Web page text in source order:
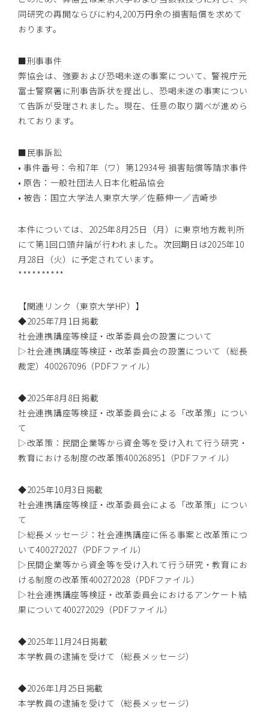
同研究の再開ならびに約4,200万円余の損害賠償を求めて
おります。
■刑事事件
弊協会は、強要および恐喝未遂の事案について、警視庁元
富士警察署に刑事告訴状を提出し、恐喝未遂の事実につい
て告訴が受理されました。現在、任意の取り調べが進めら
れております。
■民事訴訟
• 事件番号：令和7年（ワ）第12934号 損害賠償等請求事件
• 原告：一般社団法人日本化粧品協会
• 被告：国立大学法人東京大学／佐藤伸一／吉崎歩
本件については、2025年8月25日（月）に東京地方裁判所
にて第1回口頭弁論が行われました。次回期日は2025年10
月28日（火）に予定されています。
**********
【関連リンク（東京大学HP）】
◆2025年7月1日掲載
社会連携講座等検証・改革委員会の設置について
▷社会連携講座等検証・改革委員会の設置について（総長
裁定）400267096 （PDFファイル）
◆2025年8月8日掲載
社会連携講座等検証・改革委員会による「改革策」につい
て
▷改革策：民間企業等から資金等を受け入れて行う研究・
教育における制度の改革策400268951 （PDFファイル）
◆2025年10月3日掲載
社会連携講座等検証・改革委員会による「改革策」につい
て
▷総長メッセージ：社会連携講座に係る事案と改革策につ
いて400272027 （PDFファイル）
▷民間企業等から資金等を受け入れて行う研究・教育にお
ける制度の改革策400272028 （PDFファイル）
▷社会連携講座等検証・改革委員会におけるアンケート結
果について400272029 （PDFファイル）
◆2025年11月24日掲載
本学教員の逮捕を受けて（総長メッセージ）
◆2026年1月25日掲載
本学教員の逮捕を受けて（総長メッセージ）